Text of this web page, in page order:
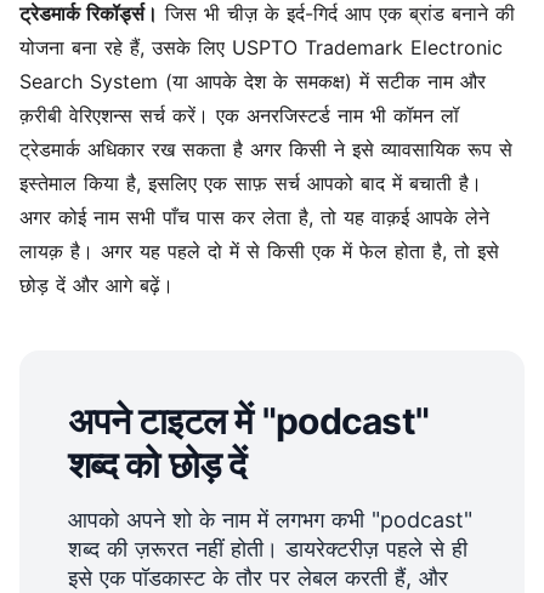
ट्रेडमार्क रिकॉर्ड्स। जिस भी चीज़ के इर्द-गिर्द आप एक ब्रांड बनाने की
योजना बना रहे हैं, उसके लिए USPTO Trademark Electronic
Search System (या आपके देश के समकक्ष) में सटीक नाम और
क़रीबी वेरिएशन्स सर्च करें। एक अनरजिस्टर्ड नाम भी कॉमन लॉ
ट्रेडमार्क अधिकार रख सकता है अगर किसी ने इसे व्यावसायिक रूप से
इस्तेमाल किया है, इसलिए एक साफ़ सर्च आपको बाद में बचाती है।
अगर कोई नाम सभी पाँच पास कर लेता है, तो यह वाक़ई आपके लेने
लायक़ है। अगर यह पहले दो में से किसी एक में फेल होता है, तो इसे
छोड़ दें और आगे बढ़ें।
अपने टाइटल में "podcast"
शब्द को छोड़ दें
आपको अपने शो के नाम में लगभग कभी "podcast"
शब्द की ज़रूरत नहीं होती। डायरेक्टरीज़ पहले से ही
इसे एक पॉडकास्ट के तौर पर लेबल करती हैं, और